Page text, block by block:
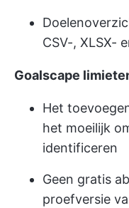
CSV-, XLSX-
Goalscape
Het
het moeilijk
identificeren
Geen gratis
proefversie